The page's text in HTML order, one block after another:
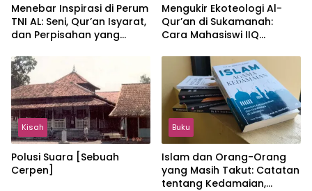
Menebar Inspirasi di Perum
TNI AL: Seni, Qur’an Isyarat,
dan Perpisahan yang
Mengukir Ekoteologi Al-
Qur’an di Sukamanah:
Cara Mahasiswi IIQ
Jonggol
Kisah
Polusi Suara [Sebuah
Cerpen]
Buku
Islam dan Orang-Orang
yang Masih Takut: Catatan
tentang Kedamaian,